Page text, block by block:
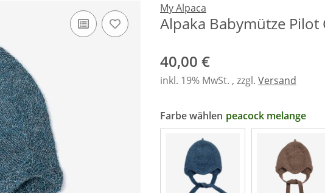
My Alpaca
Alpaka Babymütze Pilot
40,00 €
inkl. 19% MwSt. , zzgl. Versand
Farbe wählen peacock melange